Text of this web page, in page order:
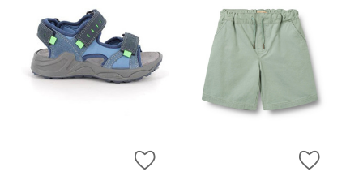
ZUR WUNSCHLISTE HINZUFÜGEN
ZUR